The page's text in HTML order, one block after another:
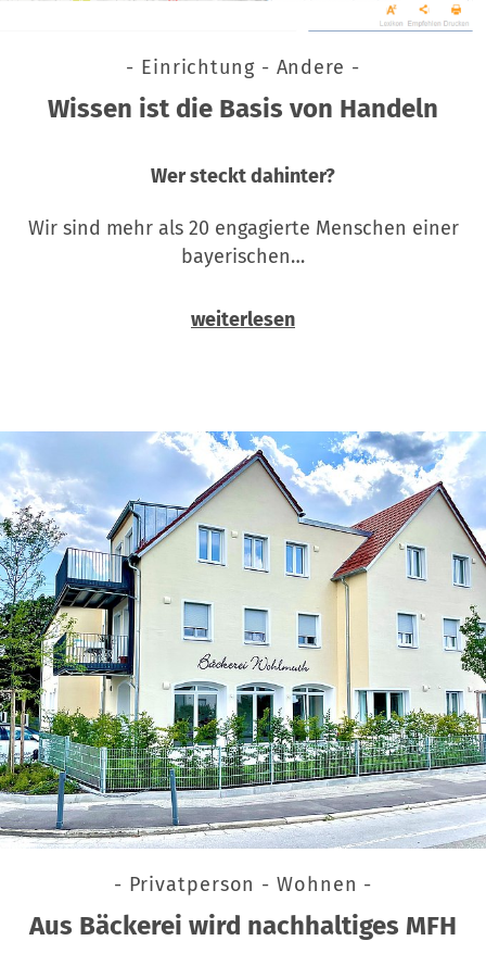
- Einrichtung - Andere -
Wissen ist die Basis von Handeln
Wer steckt dahinter?
Wir sind mehr als 20 engagierte Menschen einer
bayerischen…
weiterlesen
- Privatperson - Wohnen -
Aus Bäckerei wird nachhaltiges MFH